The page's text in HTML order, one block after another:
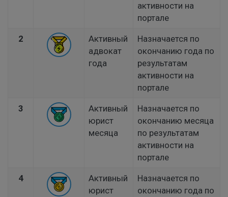
активности на
портале
2
Активный
адвокат
года
Назначается по
окончанию года по
результатам
активности на
портале
3
Активный
юрист
месяца
Назначается по
окончанию месяца
по результатам
активности на
портале
4
Активный
юрист
Назначается по
окончанию года по